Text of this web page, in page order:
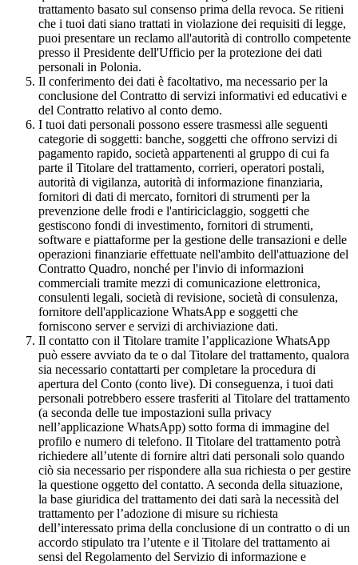
trattamento basato sul consenso prima della revoca. Se ritieni
che i tuoi dati siano trattati in violazione dei requisiti di legge,
puoi presentare un reclamo all'autorità di controllo competente
presso il Presidente dell'Ufficio per la protezione dei dati
personali in Polonia.
Il conferimento dei dati è facoltativo, ma necessario per la
conclusione del Contratto di servizi informativi ed educativi e
del Contratto relativo al conto demo.
I tuoi dati personali possono essere trasmessi alle seguenti
categorie di soggetti: banche, soggetti che offrono servizi di
pagamento rapido, società appartenenti al gruppo di cui fa
parte il Titolare del trattamento, corrieri, operatori postali,
autorità di vigilanza, autorità di informazione finanziaria,
fornitori di dati di mercato, fornitori di strumenti per la
prevenzione delle frodi e l'antiriciclaggio, soggetti che
gestiscono fondi di investimento, fornitori di strumenti,
software e piattaforme per la gestione delle transazioni e delle
operazioni finanziarie effettuate nell'ambito dell'attuazione del
Contratto Quadro, nonché per l'invio di informazioni
commerciali tramite mezzi di comunicazione elettronica,
consulenti legali, società di revisione, società di consulenza,
fornitore dell'applicazione WhatsApp e soggetti che
forniscono server e servizi di archiviazione dati.
Il contatto con il Titolare tramite l’applicazione WhatsApp
può essere avviato da te o dal Titolare del trattamento, qualora
sia necessario contattarti per completare la procedura di
apertura del Conto (conto live). Di conseguenza, i tuoi dati
personali potrebbero essere trasferiti al Titolare del trattamento
(a seconda delle tue impostazioni sulla privacy
nell’applicazione WhatsApp) sotto forma di immagine del
profilo e numero di telefono. Il Titolare del trattamento potrà
richiedere all’utente di fornire altri dati personali solo quando
ciò sia necessario per rispondere alla sua richiesta o per gestire
la questione oggetto del contatto. A seconda della situazione,
la base giuridica del trattamento dei dati sarà la necessità del
trattamento per l’adozione di misure su richiesta
dell’interessato prima della conclusione di un contratto o di un
accordo stipulato tra l’utente e il Titolare del trattamento ai
sensi del Regolamento del Servizio di informazione e